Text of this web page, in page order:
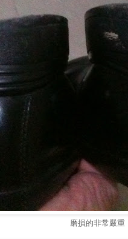
磨損的非常嚴重